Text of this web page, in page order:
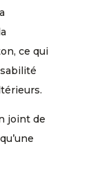
ce qui
joint de